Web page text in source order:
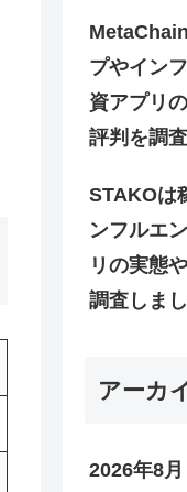
プやイン
資アプリ
評判を調
STAKOは
ンフルエ
リの実態
調査しま
アーカ
2026年8月